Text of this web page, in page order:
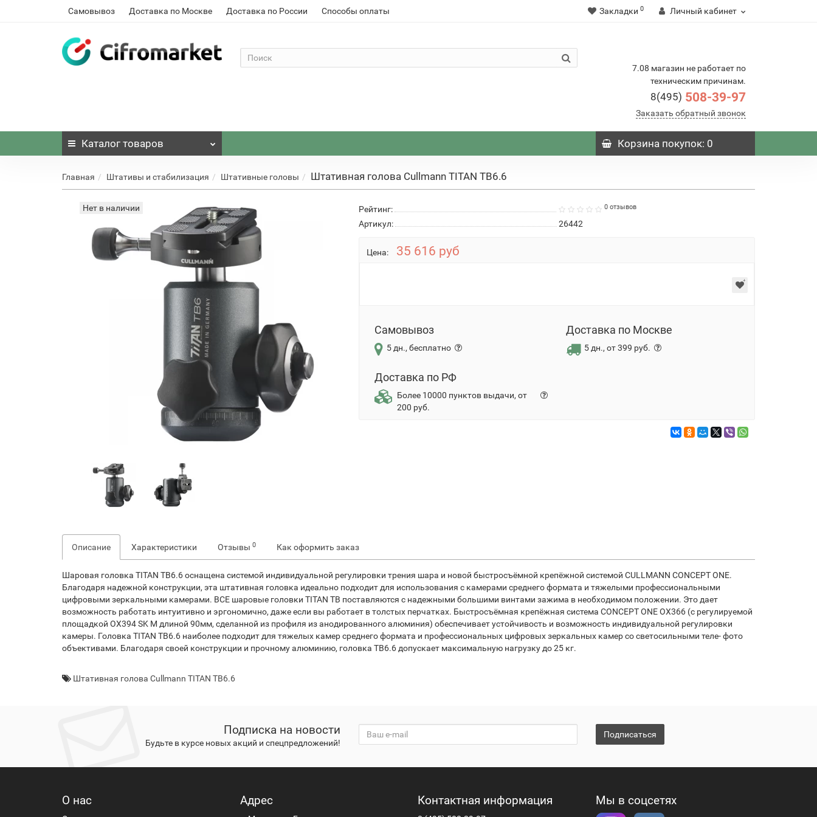
Самовывоз Доставка по Москве Доставка по России Способы оплаты Закладки 0 Личный кабинет
7.08 магазин не работает по
техническим причинам.
8(495) 508-39-97
Заказать обратный звонок
Каталог товаров Корзинапокупок: 0
Главная Штативы и стабилизация Штативные головы Штативная голова Cullmann TITAN TB6.6
Нет в наличии Рейтинг: 0 отзывов
Артикул: 26442
Цена: 35 616 руб
Самовывоз
5 дн., бесплатно
Доставка по Москве
5 дн., от 399 руб.
Доставка по РФ
Более 10000 пунктов выдачи, от
200 руб.
Описание Характеристики Отзывы 0 Как оформить заказ
Шаровая головка TITAN TB6.6 оснащена системой индивидуальной регулировки трения шара и новой быстросъёмной крепёжной системой CULLMANN CONCEPT ONE.
Благодаря надежной конструкции, эта штативная головка идеально подходит для использования с камерами среднего формата и тяжелыми профессиональными
цифровыми зеркальными камерами. ВСЕ шаровые головки TITAN TB поставляются с надежными большими винтами зажима в необходимом положении. Это дает
возможность работать интуитивно и эргономично, даже если вы работает в толстых перчатках. Быстросъёмная крепёжная система CONCEPT ONE OX366 (с регулируемой
площадкой OX394 SK M длиной 90мм, сделанной из профиля из анодированного алюминия) обеспечивает устойчивость и возможность индивидуальной регулировки
камеры. Головка TITAN TB6.6 наиболее подходит для тяжелых камер среднего формата и профессиональных цифровых зеркальных камер со светосильными теле- фото
объективами. Благодаря своей конструкции и прочному алюминию, головка TB6.6 допускает максимальную нагрузку до 25 кг.
Штативная голова Cullmann TITAN TB6.6
Подписка на новости
Будьте в курсе новых акций и спецпредложений!
Подписаться
О нас Адрес Контактная информация Мы в соцсетях